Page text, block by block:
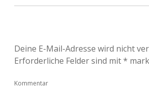
Deine E-Mail-Adresse wird nicht
Erforderliche Felder sind mit*
Kommentar